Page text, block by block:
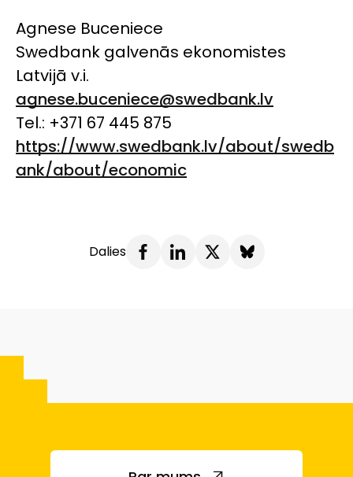
Agnese Buceniece
Swedbank galvenās ekonomistes
Latvijā v.i.
agnese.buceniece@swedbank.lv
Tel.: +371 67 445 875
https://www.swedbank.lv/about/swedb
ank/about/economic
Dalies